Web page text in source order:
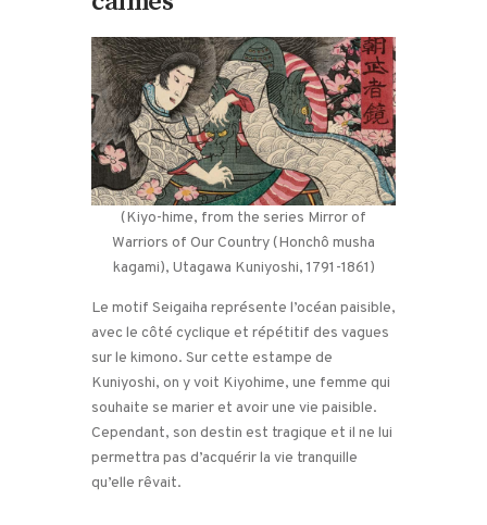
(Kiyo-hime, from the series Mirror of
Warriors of Our Country (Honchô musha
kagami), Utagawa Kuniyoshi, 1791-1861)
Le motif Seigaiha représente l’océan paisible,
avec le côté cyclique et répétitif des vagues
sur le kimono. Sur cette estampe de
Kuniyoshi, on y voit Kiyohime, une femme qui
souhaite se marier et avoir une vie paisible.
Cependant, son destin est tragique et il ne lui
permettra pas d’acquérir la vie tranquille
qu’elle rêvait.